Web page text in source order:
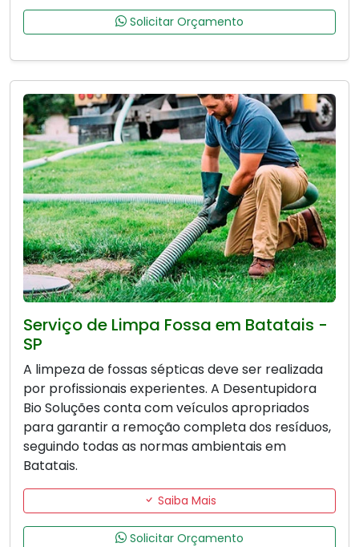
Solicitar Orçamento
Serviço de Limpa Fossa em Batatais -
SP
A limpeza de fossas sépticas deve ser realizada
por profissionais experientes. A Desentupidora
Bio Soluções conta com veículos apropriados
para garantir a remoção completa dos resíduos,
seguindo todas as normas ambientais em
Batatais.
Saiba Mais
Solicitar Orçamento